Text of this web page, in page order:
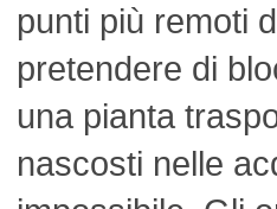
punti più remoti
pretendere di
una pianta
nascosti nelle